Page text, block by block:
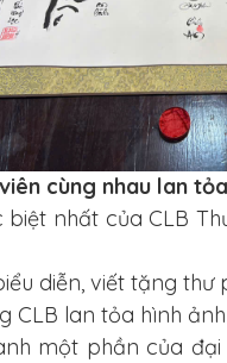
cùng nhau lan
nhất của CLB
diễn, viết tặng thư
CLB lan tỏa hình
một phần của